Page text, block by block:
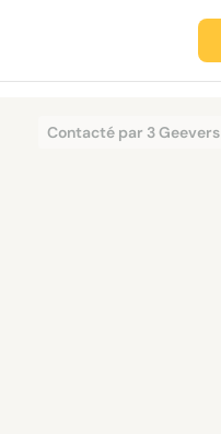
Contacté par 3 Geevers